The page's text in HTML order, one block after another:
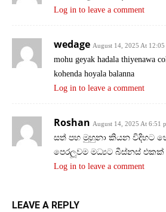
Log in to leave a comment
wedage August 14, 2025 At 12:05
mohu geyak hadala thiyenawa
kohenda hoyala balanna
Log in to leave a comment
Roshan August 14, 2025 At 6:51
සත් පහ මුහුනා කියන විදිහට
පෙරලූවම මධ්‍යට බීස්නස්
Log in to leave a comment
LEAVE A REPLY